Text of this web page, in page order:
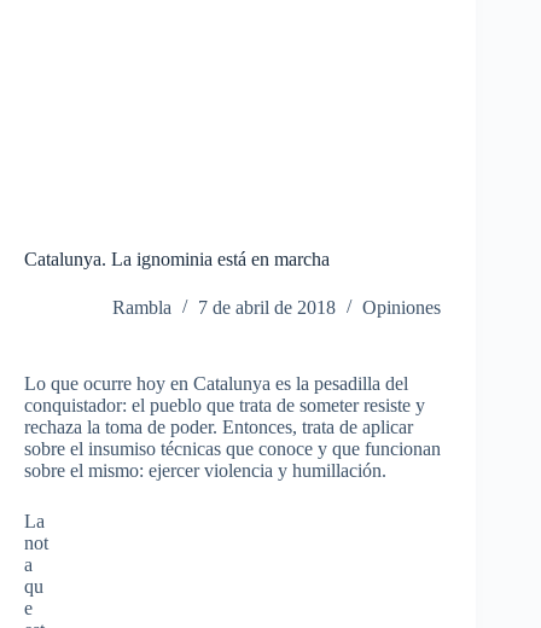
Catalunya. La ignominia está en marcha
Rambla 7 de abril de 2018 Opiniones
Lo que ocurre hoy en Catalunya es la pesadilla del
conquistador: el pueblo que trata de someter resiste y
rechaza la toma de poder. Entonces, trata de aplicar
sobre el insumiso técnicas que conoce y que funcionan
sobre el mismo: ejercer violencia y humillación.
La
not
a
qu
e